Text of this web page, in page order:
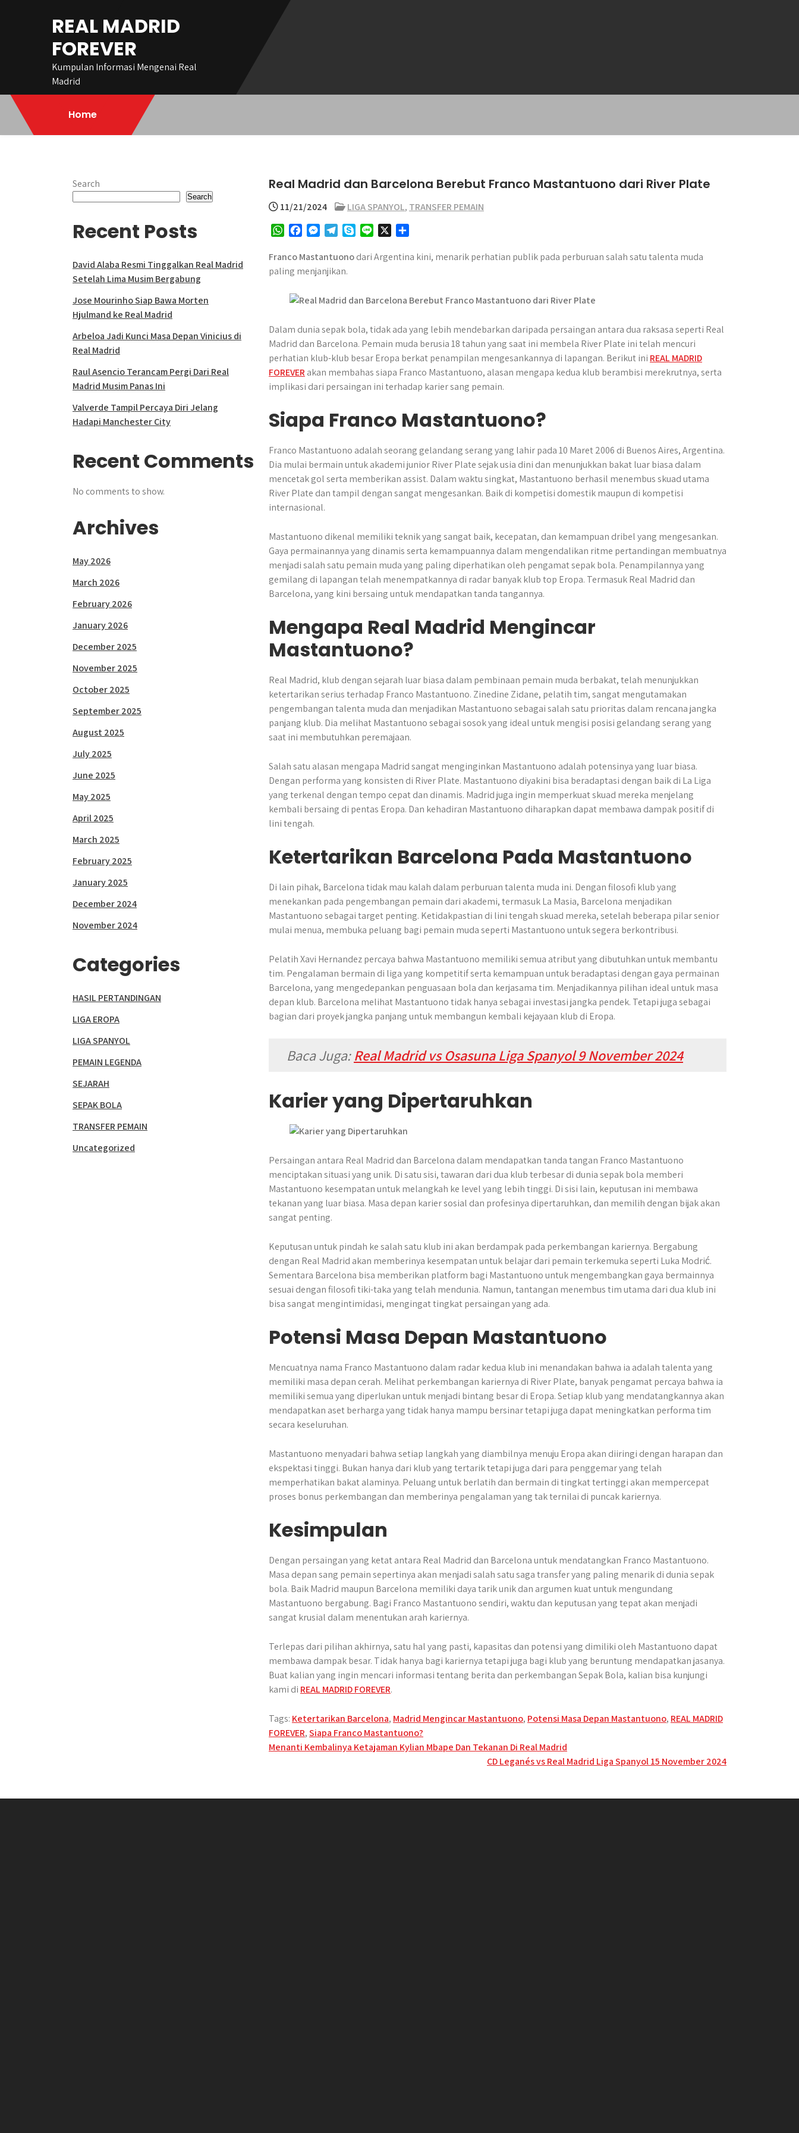
REAL MADRID
FOREVER
Kumpulan Informasi Mengenai Real
Madrid
Home
Real Madrid dan Barcelona Berebut Franco Mastantuono dari River Plate
11/21/2024 LIGA SPANYOL, TRANSFER PEMAIN
W
a
t
c
e
o
s
s
n
r
l
e
r
y
n
a
Franco Mastantuonodari Argentina kini, menarik perhatian publik pada perburuan salah satu talenta muda
paling menjanjikan.
Dalam dunia sepak bola, tidak ada yang lebih mendebarkan daripada persaingan antara dua raksasa seperti Real
Madrid dan Barcelona. Pemain muda berusia 18 tahun yang saat ini membela River Plate ini telah mencuri
perhatian klub-klub besar Eropa berkat penampilan mengesankannya di lapangan. Berikut ini REAL MADRID
FOREVER akan membahas siapa Franco Mastantuono, alasan mengapa kedua klub berambisi merekrutnya, serta
implikasi dari persaingan ini terhadap karier sang pemain.
Siapa Franco Mastantuono?
Franco Mastantuono adalah seorang gelandang serang yang lahir pada 10 Maret 2006 di Buenos Aires, Argentina.
Dia mulai bermain untuk akademi junior River Plate sejak usia dini dan menunjukkan bakat luar biasa dalam
mencetak gol serta memberikan assist. Dalam waktu singkat, Mastantuono berhasil menembus skuad utama
River Plate dan tampil dengan sangat mengesankan. Baik di kompetisi domestik maupun di kompetisi
internasional.
Mastantuono dikenal memiliki teknik yang sangat baik, kecepatan, dan kemampuan dribel yang mengesankan.
Gaya permainannya yang dinamis serta kemampuannya dalam mengendalikan ritme pertandingan membuatnya
menjadi salah satu pemain muda yang paling diperhatikan oleh pengamat sepak bola. Penampilannya yang
gemilang di lapangan telah menempatkannya di radar banyak klub top Eropa. Termasuk Real Madrid dan
Barcelona, yang kini bersaing untuk mendapatkan tanda tangannya.
Mengapa Real Madrid Mengincar
Mastantuono?
Real Madrid, klub dengan sejarah luar biasa dalam pembinaan pemain muda berbakat, telah menunjukkan
ketertarikan serius terhadap Franco Mastantuono. Zinedine Zidane, pelatih tim, sangat mengutamakan
pengembangan talenta muda dan menjadikan Mastantuono sebagai salah satu prioritas dalam rencana jangka
panjang klub. Dia melihat Mastantuono sebagai sosok yang ideal untuk mengisi posisi gelandang serang yang
saat ini membutuhkan peremajaan.
Salah satu alasan mengapa Madrid sangat menginginkan Mastantuono adalah potensinya yang luar biasa.
Dengan performa yang konsisten di River Plate. Mastantuono diyakini bisa beradaptasi dengan baik di La Liga
yang terkenal dengan tempo cepat dan dinamis. Madrid juga ingin memperkuat skuad mereka menjelang
kembali bersaing di pentas Eropa. Dan kehadiran Mastantuono diharapkan dapat membawa dampak positif di
lini tengah.
Ketertarikan Barcelona Pada Mastantuono
Di lain pihak, Barcelona tidak mau kalah dalam perburuan talenta muda ini. Dengan filosofi klub yang
menekankan pada pengembangan pemain dari akademi, termasuk La Masia, Barcelona menjadikan
Mastantuono sebagai target penting. Ketidakpastian di lini tengah skuad mereka, setelah beberapa pilar senior
mulai menua, membuka peluang bagi pemain muda seperti Mastantuono untuk segera berkontribusi.
Pelatih Xavi Hernandez percaya bahwa Mastantuono memiliki semua atribut yang dibutuhkan untuk membantu
tim. Pengalaman bermain di liga yang kompetitif serta kemampuan untuk beradaptasi dengan gaya permainan
Barcelona, yang mengedepankan penguasaan bola dan kerjasama tim. Menjadikannya pilihan ideal untuk masa
depan klub. Barcelona melihat Mastantuono tidak hanya sebagai investasi jangka pendek. Tetapi juga sebagai
bagian dari proyek jangka panjang untuk membangun kembali kejayaan klub di Eropa.
Baca Juga:Real Madrid vs Osasuna Liga Spanyol 9 November 2024
Karier yang Dipertaruhkan
Persaingan antara Real Madrid dan Barcelona dalam mendapatkan tanda tangan Franco Mastantuono
menciptakan situasi yang unik. Di satu sisi, tawaran dari dua klub terbesar di dunia sepak bola memberi
Mastantuono kesempatan untuk melangkah ke level yang lebih tinggi. Di sisi lain, keputusan ini membawa
tekanan yang luar biasa. Masa depan karier sosial dan profesinya dipertaruhkan, dan memilih dengan bijak akan
sangat penting.
Keputusan untuk pindah ke salah satu klub ini akan berdampak pada perkembangan kariernya. Bergabung
dengan Real Madrid akan memberinya kesempatan untuk belajar dari pemain terkemuka seperti Luka Modrić.
Sementara Barcelona bisa memberikan platform bagi Mastantuono untuk mengembangkan gaya bermainnya
sesuai dengan filosofi tiki-taka yang telah mendunia. Namun, tantangan menembus tim utama dari dua klub ini
bisa sangat mengintimidasi, mengingat tingkat persaingan yang ada.
Potensi Masa Depan Mastantuono
Mencuatnya nama Franco Mastantuono dalam radar kedua klub ini menandakan bahwa ia adalah talenta yang
memiliki masa depan cerah. Melihat perkembangan kariernya di River Plate, banyak pengamat percaya bahwa ia
memiliki semua yang diperlukan untuk menjadi bintang besar di Eropa. Setiap klub yang mendatangkannya akan
mendapatkan aset berharga yang tidak hanya mampu bersinar tetapi juga dapat meningkatkan performa tim
secara keseluruhan.
Mastantuono menyadari bahwa setiap langkah yang diambilnya menuju Eropa akan diiringi dengan harapan dan
ekspektasi tinggi. Bukan hanya dari klub yang tertarik tetapi juga dari para penggemar yang telah
memperhatikan bakat alaminya. Peluang untuk berlatih dan bermain di tingkat tertinggi akan mempercepat
proses bonus perkembangan dan memberinya pengalaman yang tak ternilai di puncak kariernya.
Kesimpulan
​Dengan persaingan yang ketat antara Real Madrid dan Barcelona untuk mendatangkan Franco Mastantuono.
Masa depan sang pemain sepertinya akan menjadi salah satu saga transfer yang paling menarik di dunia sepak
bola.​ Baik Madrid maupun Barcelona memiliki daya tarik unik dan argumen kuat untuk mengundang
Mastantuono bergabung. Bagi Franco Mastantuono sendiri, waktu dan keputusan yang tepat akan menjadi
sangat krusial dalam menentukan arah kariernya.
Terlepas dari pilihan akhirnya, satu hal yang pasti, kapasitas dan potensi yang dimiliki oleh Mastantuono dapat
membawa dampak besar. Tidak hanya bagi kariernya tetapi juga bagi klub yang beruntung mendapatkan jasanya.
Buat kalian yang ingin mencari informasi tentang berita dan perkembangan Sepak Bola, kalian bisa kunjungi
kami di REAL MADRID FOREVER.
Tags: Ketertarikan Barcelona, Madrid Mengincar Mastantuono, Potensi Masa Depan Mastantuono, REAL MADRID
FOREVER,Siapa Franco Mastantuono?
Post
Menanti Kembalinya Ketajaman Kylian Mbape Dan Tekanan Di Real Madrid
CD Leganés vs Real Madrid Liga Spanyol 15 November 2024
Search
Search
Recent Posts
David Alaba Resmi Tinggalkan Real Madrid
Setelah Lima Musim Bergabung
Jose Mourinho Siap Bawa Morten
Hjulmand ke Real Madrid
Arbeloa Jadi Kunci Masa Depan Vinicius di
Real Madrid
Raul Asencio Terancam Pergi Dari Real
Madrid Musim Panas Ini
Valverde Tampil Percaya Diri Jelang
Hadapi Manchester City
Recent Comments
No comments to show.
Archives
May 2026
March 2026
February 2026
January 2026
December 2025
November 2025
October 2025
September 2025
August 2025
July 2025
June 2025
May 2025
April 2025
March 2025
February 2025
January 2025
December 2024
November 2024
Categories
HASIL PERTANDINGAN
LIGA EROPA
LIGA SPANYOL
PEMAIN LEGENDA
SEJARAH
SEPAK BOLA
TRANSFER PEMAIN
Uncategorized